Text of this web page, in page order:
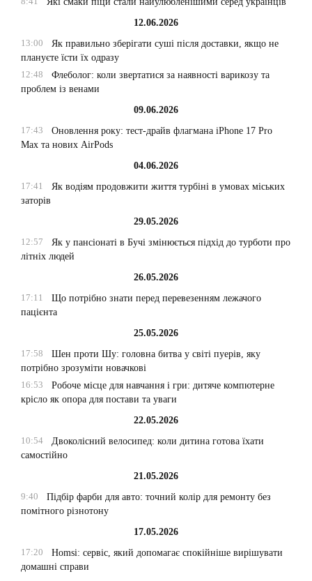
12.06.2026
13:00
Як правильно зберігати суші після доставки, якщо не
плануєте їсти їх одразу
12:48
Флеболог: коли звертатися за наявності варикозу та
проблем із венами
09.06.2026
17:43
Оновлення року: тест-драйв флагмана iPhone 17 Pro
Max та нових AirPods
04.06.2026
17:41
Як водіям продовжити життя турбіні в умовах міських
заторів
29.05.2026
12:57
Як у пансіонаті в Бучі змінюється підхід до турботи про
літніх людей
26.05.2026
17:11
Що потрібно знати перед перевезенням лежачого
пацієнта
25.05.2026
17:58
Шен проти Шу: головна битва у світі пуерів, яку
потрібно зрозуміти новачкові
16:53
Робоче місце для навчання і гри: дитяче компютерне
крісло як опора для постави та уваги
22.05.2026
10:54
Двоколісний велосипед: коли дитина готова їхати
самостійно
21.05.2026
9:40
Підбір фарби для авто: точний колір для ремонту без
помітного різнотону
17.05.2026
17:20
Homsi: сервіс, який допомагає спокійніше вирішувати
домашні справи